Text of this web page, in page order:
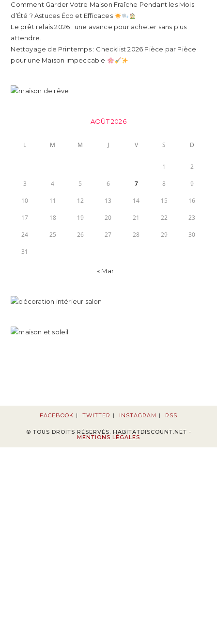
Comment Garder Votre Maison Fraîche Pendant les Mois
d’Été ? Astuces Éco et Efficaces
Le prêt relais 2026 : une avance pour acheter sans plus
attendre.
Nettoyage de Printemps : Checklist 2026 Pièce par Pièce
pour une Maison impeccable
AOÛT 2026
L M M J V S D
1 2
3 4 5 6 7 8 9
10 11 12 13 14 15 16
17 18 19 20 21 22 23
24 25 26 27 28 29 30
31
« Mar
FACEBOOK TWITTER INSTAGRAM RSS
© TOUS DROITS RÉSERVÉS. HABITATDISCOUNT.NET -
MENTIONS LÉGALES